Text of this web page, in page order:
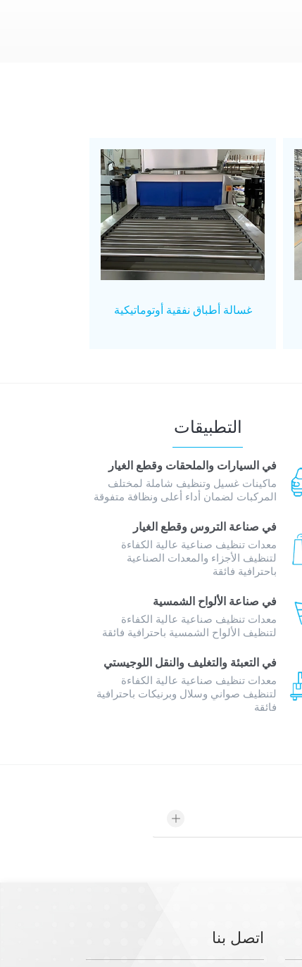
غسالة أطباق نفقية أوتوماتيكية
التطبيقات
في السيارات والملحقات وقطع الغيار
ماكينات غسيل وتنظيف شاملة لمختلف
المركبات لضمان أداء أعلى ونظافة متفوقة
في صناعة التروس وقطع الغيار
معدات تنظيف صناعية عالية الكفاءة
لتنظيف الأجزاء والمعدات الصناعية
باحترافية فائقة
في صناعة الألواح الشمسية
معدات تنظيف صناعية عالية الكفاءة
لتنظيف الألواح الشمسية باحترافية فائقة
في التعبئة والتغليف والنقل اللوجيستي
معدات تنظيف صناعية عالية الكفاءة
لتنظيف صواني وسلال وبرنيكات باحترافية
فائقة
اتصل بنا